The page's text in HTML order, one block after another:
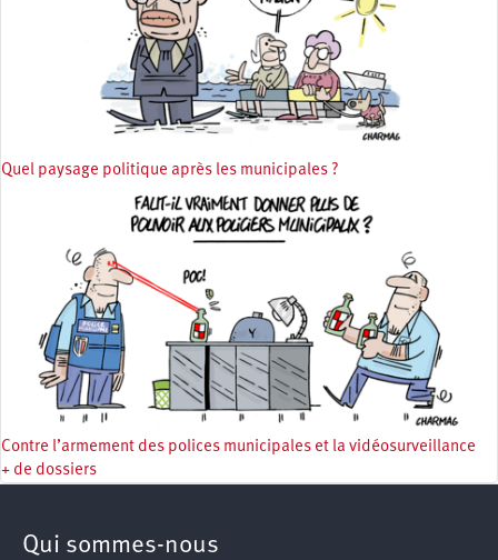
Quel paysage politique après les municipales ?
Contre l’armement des polices municipales et la vidéosurveillance
+ de dossiers
Qui sommes-nous